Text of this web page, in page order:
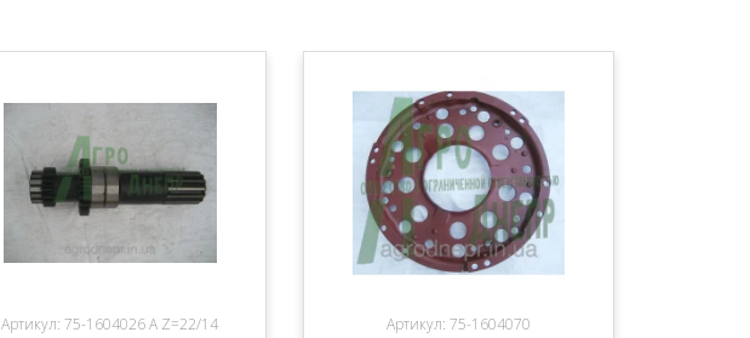
Артикул: 75-1604026 А Z=22/14 Артикул: 75-1604070